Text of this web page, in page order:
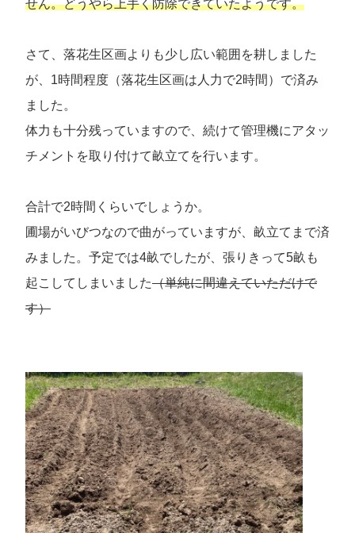
せん。どうやら上手く防除できていたようです。
さて、落花生区画よりも少し広い範囲を耕しました
が、1時間程度（落花生区画は人力で2時間）で済み
ました。
体力も十分残っていますので、続けて管理機にアタッ
チメントを取り付けて畝立てを行います。
合計で2時間くらいでしょうか。
圃場がいびつなので曲がっていますが、畝立てまで済
みました。予定では4畝でしたが、張りきって5畝も
起こしてしまいました（単純に間違えていただけで
す）